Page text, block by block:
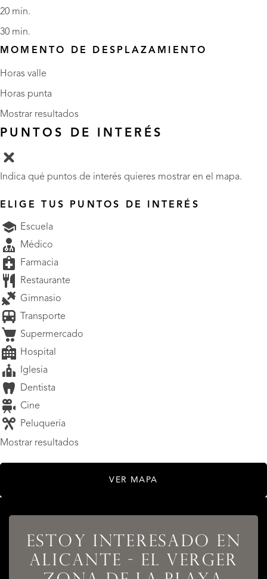
20 min.
30 min.
MOMENTO DE DESPLAZAMIENTO
Horas valle
Horas punta
Mostrar resultados
PUNTOS DE INTERÉS
Indica qué puntos de interés quieres mostrar en el mapa.
ELIGE TUS PUNTOS DE INTERÉS
Escuela
Médico
Farmacia
Restaurante
Gimnasio
Transporte
Supermercado
Hospital
Iglesia
Dentista
Cine
Peluquería
Mostrar resultados
VER MAPA
ESTOY INTERESADO EN
ALICANTE - EL VERGER